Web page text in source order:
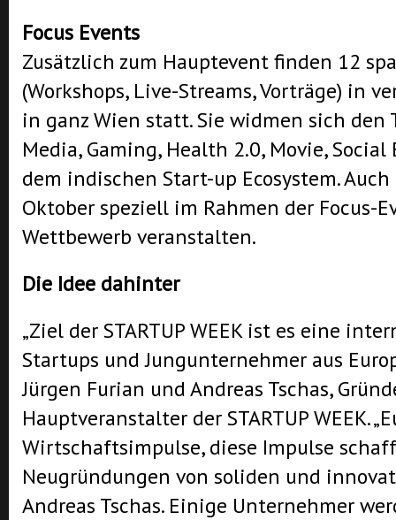
Focus Events
Zusätzlich zum Hauptevent finden 12
(Workshops, Live-Streams, Vorträge) in
in ganz Wien statt. Sie widmen sich
Media, Gaming, Health 2.0, Movie,
dem indischen Start-up Ecosystem. Auch
Oktober speziell im Rahmen der Focus-
Wettbewerb veranstalten.
Die Idee dahinter
„Ziel der STARTUP WEEK ist es eine
Startups und Jungunternehmer aus
Jürgen Furian und Andreas Tschas,
Hauptveranstalter der STARTUP WEEK.
Wirtschaftsimpulse, diese Impulse
Neugründungen von soliden und
Andreas Tschas. Einige Unternehmer